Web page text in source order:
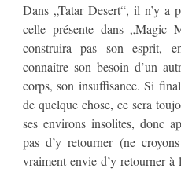
Dans „Tatar Desert“, il n’y a
celle présente dans „Magic
construira pas son esprit,
connaître son besoin d’un
corps, son insuffisance. Si
de quelque chose, ce sera
ses environs insolites, donc
pas d’y retourner (ne
vraiment envie d’y retourner